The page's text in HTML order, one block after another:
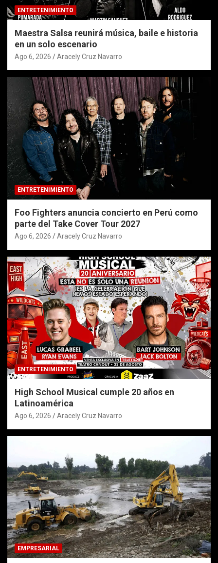
ENTRETENIMIENTO
Maestra Salsa reunirá música, baile e historia
en un solo escenario
Ago 6, 2026 Aracely Cruz Navarro
ENTRETENIMIENTO
Foo Fighters anuncia concierto en Perú como
parte del Take Cover Tour 2027
Ago 6, 2026 Aracely Cruz Navarro
ENTRETENIMIENTO
High School Musical cumple 20 años en
Latinoamérica
Ago 6, 2026 Aracely Cruz Navarro
EMPRESARIAL